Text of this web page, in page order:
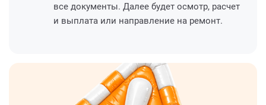
все документы. Далее будет осмотр, расчет
и выплата или направление на ремонт.